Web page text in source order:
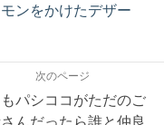
ンをかけたデザー
次のページ
もパシココがただのご
んだったら誰と仲良